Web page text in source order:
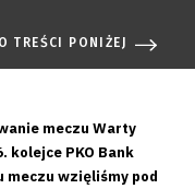
TREŚCI PONIŻEJ
meczu Warty
kolejce PKO Bank
meczu wzięliśmy pod